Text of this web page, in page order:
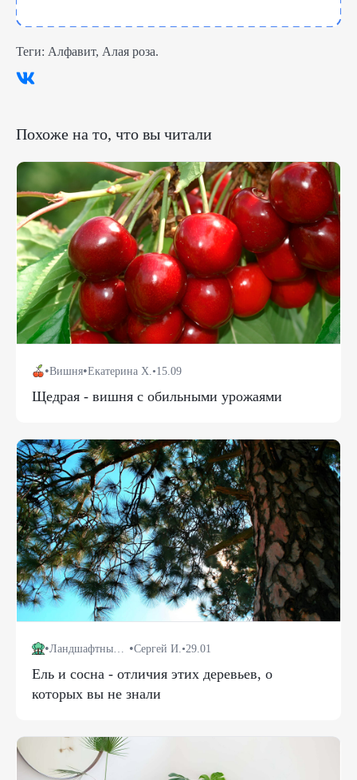
Теги: Алфавит, Алая роза.
Похоже на то, что вы читали
•Вишня•Екатерина Х. •15.09
Щедрая - вишня с обильными урожаями
• •Сергей И. •29.01
Ель и сосна - отличия этих деревьев, о
которых вы не знали